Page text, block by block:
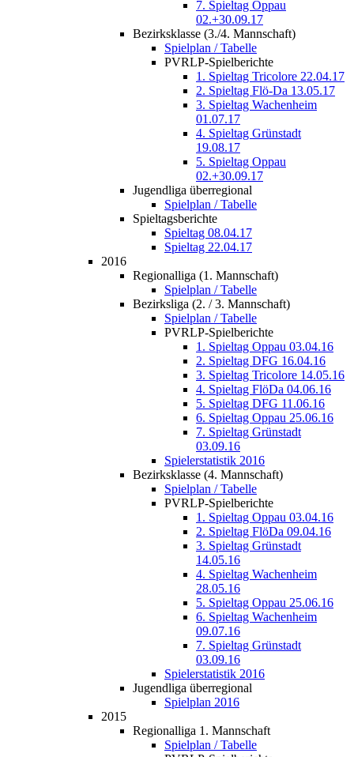
7. Spieltag Oppau
02.+30.09.17
Bezirksklasse (3./4. Mannschaft)
Spielplan / Tabelle
PVRLP-Spielberichte
1. Spieltag Tricolore 22.04.17
2. Spieltag Flö-Da 13.05.17
3. Spieltag Wachenheim
01.07.17
4. Spieltag Grünstadt
19.08.17
5. Spieltag Oppau
02.+30.09.17
Jugendliga überregional
Spielplan / Tabelle
Spieltagsberichte
Spieltag 08.04.17
Spieltag 22.04.17
2016
Regionalliga (1. Mannschaft)
Spielplan / Tabelle
Bezirksliga (2. / 3. Mannschaft)
Spielplan / Tabelle
PVRLP-Spielberichte
1. Spieltag Oppau 03.04.16
2. Spieltag DFG 16.04.16
3. Spieltag Tricolore 14.05.16
4. Spieltag FlöDa 04.06.16
5. Spieltag DFG 11.06.16
6. Spieltag Oppau 25.06.16
7. Spieltag Grünstadt
03.09.16
Spielerstatistik 2016
Bezirksklasse (4. Mannschaft)
Spielplan / Tabelle
PVRLP-Spielberichte
1. Spieltag Oppau 03.04.16
2. Spieltag FlöDa 09.04.16
3. Spieltag Grünstadt
14.05.16
4. Spieltag Wachenheim
28.05.16
5. Spieltag Oppau 25.06.16
6. Spieltag Wachenheim
09.07.16
7. Spieltag Grünstadt
03.09.16
Spielerstatistik 2016
Jugendliga überregional
Spielplan 2016
2015
Regionalliga 1. Mannschaft
Spielplan / Tabelle